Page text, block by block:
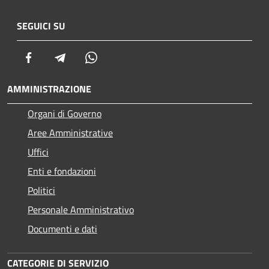
SEGUICI SU
Facebook Telegram
AMMINISTRAZIONE
Organi di Governo
Aree Amministrative
Uffici
Enti e fondazioni
Politici
Personale Amministrativo
Documenti e dati
CATEGORIE DI SERVIZIO